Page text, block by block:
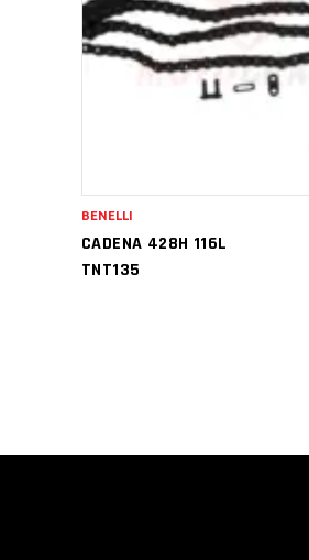
AÑADIR AL CARRITO
CADENA 428H 116L
TNT135
BENELLI